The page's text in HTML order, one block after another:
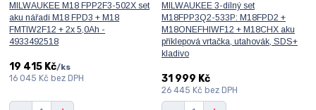
MILWAUKEE M18 FPP2F3-502X set
aku nářadí M18 FPD3 + M18
FMTIW2F12 + 2x 5,0Ah -
4933492518
19 415 Kč/ks
16 045 Kčbez DPH
MILWAUKEE 3-dílný set
M18FPP3Q2-533P: M18FPD2 +
M18ONEFHIWF12 + M18CHX aku
příklepová vrtačka, utahovák, SDS+
kladivo
31 999 Kč
26 445 Kč bez DPH